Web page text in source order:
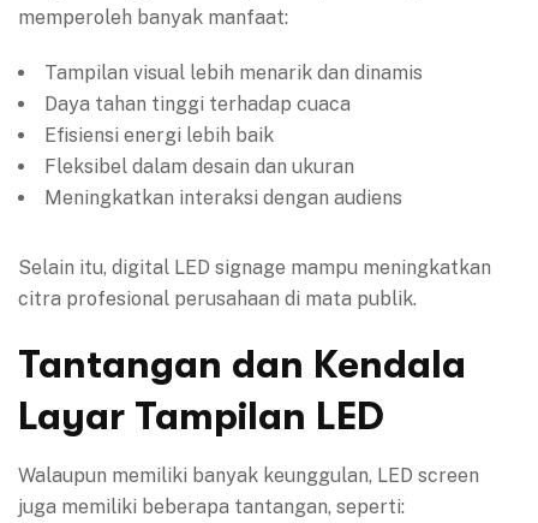
memperoleh banyak manfaat:
Tampilan visual lebih menarik dan dinamis
Daya tahan tinggi terhadap cuaca
Efisiensi energi lebih baik
Fleksibel dalam desain dan ukuran
Meningkatkan interaksi dengan audiens
Selain itu, digital LED signage mampu meningkatkan
citra profesional perusahaan di mata publik.
Tantangan dan Kendala
Layar Tampilan LED
Walaupun memiliki banyak keunggulan, LED screen
juga memiliki beberapa tantangan, seperti: